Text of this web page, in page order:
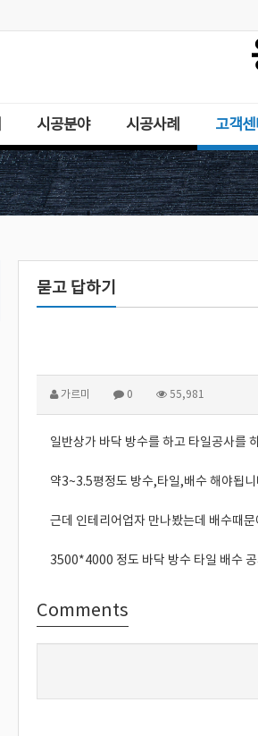
시공분야 시공사례 고객
묻고 답하기
가르미 0 55,981
일반상가 바닥 방수를 하고 타일공사를
약3~3.5평정도 방수,타일,배수 해야됩니
근데 인테리어업자 만나봤는데 배수때
3500*4000 정도 바닥 방수 타일 배수
Comments